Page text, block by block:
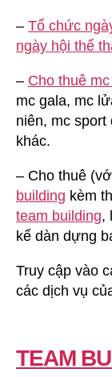
– Tổ chức
ngày hội thể
– Cho thuê
mc gala, mc
niên, mc sport
khác.
– Cho thuê
building kèm
team building,
kế dàn dựng
Truy cập vào
các dịch vụ
TEAM